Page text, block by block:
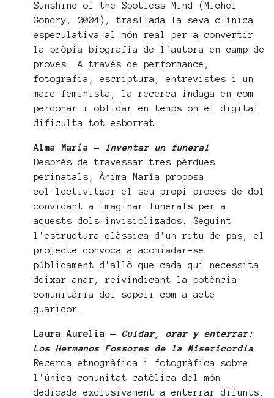
Sunshine of the Spotless Mind (Michel
Gondry, 2004), trasllada la seva clínica
especulativa al món real per a convertir
la pròpia biografia de l'autora en camp de
proves. A través de performance,
fotografia, escriptura, entrevistes i un
marc feminista, la recerca indaga en com
perdonar i oblidar en temps on el digital
dificulta tot esborrat.
Alma María — Inventar un funeral
Després de travessar tres pèrdues
perinatals, Ànima María proposa
col·lectivitzar el seu propi procés de dol
convidant a imaginar funerals per a
aquests dols invisiblizados. Seguint
l'estructura clàssica d'un ritu de pas, el
projecte convoca a acomiadar-se
públicament d'allò que cada qui necessita
deixar anar, reivindicant la potència
comunitària del sepeli com a acte
guaridor.
Laura Aurelia — Cuidar, orar y enterrar:
Los Hermanos Fossores de la Miserícordia
Recerca etnogràfica i fotogràfica sobre
l'única comunitat catòlica del món
dedicada exclusivament a enterrar difunts.